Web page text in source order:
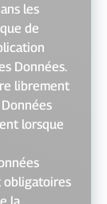
les
de
Données.
librement
lorsque
obligatoires
la